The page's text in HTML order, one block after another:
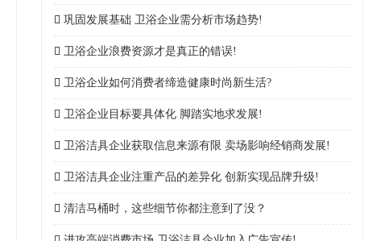
巩固发展基础 卫浴企业需分析市场趋势!
卫浴企业浪费资源才是真正的错误!
卫浴企业如何消费者缔造健康时尚新生活?
卫浴企业目标要具体化 脚踏实地求发展!
卫浴洁具企业获取信息来源有限 卖场影响经销商发展!
卫浴洁具企业注重产品的差异化 创新实现品牌升级!
清洁马桶时，这些细节你都注意到了没？